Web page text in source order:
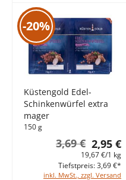
-20%
Küstengold Edel-
Schinkenwürfel extra
mager
150 g
2,95 €
3,69 €
19,67 €/1 kg
inkl. MwSt., zzgl. Versand
Tiefstpreis: 3,69 €*